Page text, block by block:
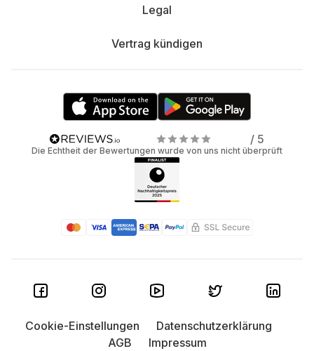
Legal
Vertrag kündigen
/ 5
Die Echtheit der Bewertungen wurde von uns nicht überprüft
Cookie-Einstellungen
Datenschutzerklärung
AGB
Impressum